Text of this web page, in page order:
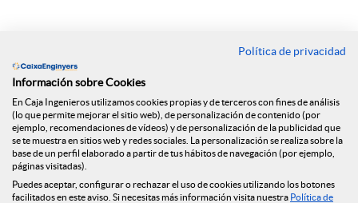
e
d
e
l
i
t
ó
Encuéntranos en
Blog
Política de privacidad
Información sobre Cookies
En Caja Ingenieros utilizamos cookies propias y de terceros con fines de análisis
(lo que permite mejorar el sitio web), de personalización de contenido (por
ejemplo, recomendaciones de vídeos) y de personalización de la publicidad que
se te muestra en sitios web y redes sociales. La personalización se realiza sobre la
base de un perfil elaborado a partir de tus hábitos de navegación (por ejemplo,
páginas visitadas).
Puedes aceptar, configurar o rechazar el uso de cookies utilizando los botones
facilitados en este aviso. Si necesitas más información visita nuestra Política de